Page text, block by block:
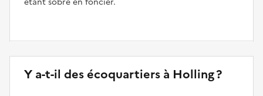
Y a-t-il des écoquartiers à Holling ?